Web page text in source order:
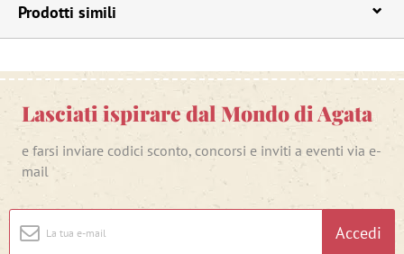
Prodotti simili
Lasciati ispirare dal Mondo di Agata
e farsi inviare codici sconto, concorsi e inviti a eventi via e-
mail
Accedi